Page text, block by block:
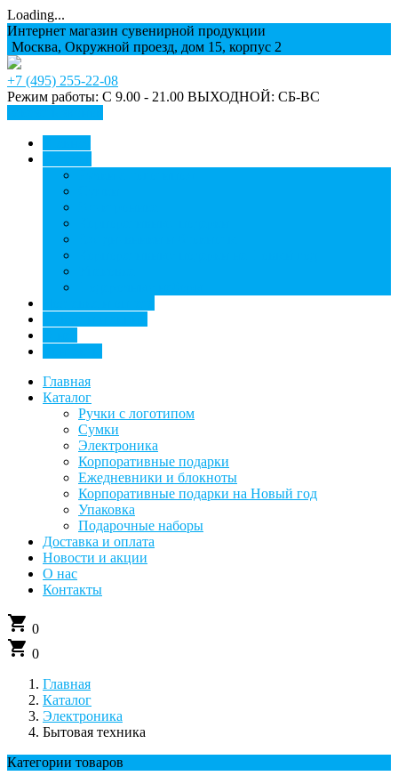
Loading...
Интернет магазин сувенирной продукции
Москва, Окружной проезд, дом 15, корпус 2
+7 (495) 255-22-08
Режим работы: С 9.00 - 21.00 ВЫХОДНОЙ: СБ-ВС
Главная
Каталог
Ручки с логотипом
Сумки
Электроника
Корпоративные подарки
Ежедневники и блокноты
Корпоративные подарки на Новый год
Упаковка
Подарочные наборы
Доставка и оплата
Новости и акции
О нас
Контакты
shopping_cart 0
shopping_cart 0
Главная
Каталог
Электроника
Бытовая техника
Категории товаров